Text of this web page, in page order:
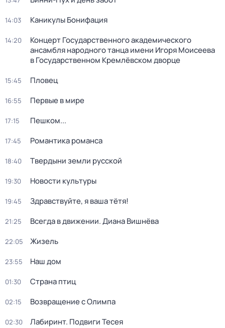
14:03 Каникулы Бонифация
14:20
Концерт Государственного академического
ансамбля народного танца имени Игоря Моисеева
в Государственном Кремлёвском дворце
15:45 Пловец
16:55 Первые в мире
17:15 Пешком...
17:45 Романтика романса
18:40 Твердыни земли русской
19:30 Новости культуры
19:45 Здравствуйте, я ваша тётя!
21:25 Всегда в движении. Диана Вишнёва
22:05 Жизель
23:55 Наш дом
01:30 Страна птиц
02:15 Возвращение с Олимпа
02:30 Лабиринт. Подвиги Тесея